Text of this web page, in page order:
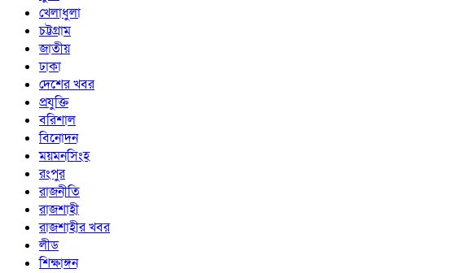
খেলাধুলা
চট্টগ্রাম
জাতীয়
ঢাকা
দেশের খবর
প্রযুক্তি
বরিশাল
বিনোদন
ময়মনসিংহ
রংপুর
রাজনীতি
রাজশাহী
রাজশাহীর খবর
লীড
শিক্ষাঙ্গন